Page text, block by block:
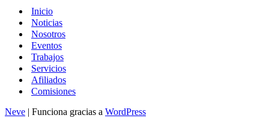
Inicio
Noticias
Nosotros
Eventos
Trabajos
Servicios
Afiliados
Comisiones
Neve | Funciona gracias a WordPress